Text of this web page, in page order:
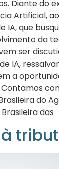
Diante do
Artificial,
que
da
ser
a
do
das